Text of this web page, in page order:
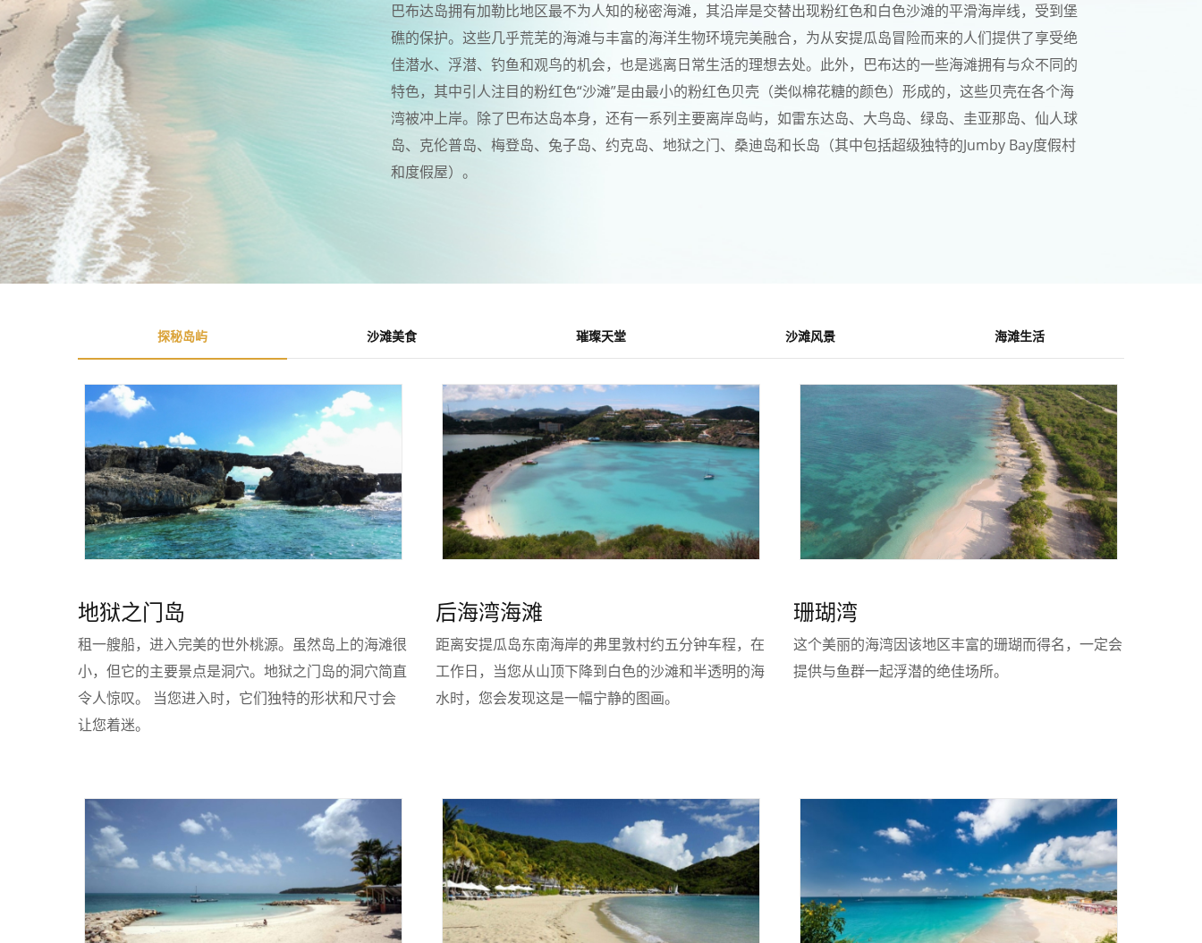
巴布达岛拥有加勒比地区最不为人知的秘密海滩，其沿岸是交替出现粉红色和白色沙滩的平滑海岸线，受到堡
礁的保护。这些几乎荒芜的海滩与丰富的海洋生物环境完美融合，为从安提瓜岛冒险而来的人们提供了享受绝
佳潜水、浮潜、钓鱼和观鸟的机会，也是逃离日常生活的理想去处。此外，巴布达的一些海滩拥有与众不同的
特色，其中引人注目的粉红色“沙滩”是由最小的粉红色贝壳（类似棉花糖的颜色）形成的，这些贝壳在各个海
湾被冲上岸。除了巴布达岛本身，还有一系列主要离岸岛屿，如雷东达岛、大鸟岛、绿岛、圭亚那岛、仙人球
岛、克伦普岛、梅登岛、兔子岛、约克岛、地狱之门、桑迪岛和长岛（其中包括超级独特的Jumby Bay度假村
和度假屋）。
探秘岛屿 沙滩美食 璀璨天堂 沙滩风景 海滩生活
地狱之门岛
租一艘船，进入完美的世外桃源。虽然岛上的海滩很
小，但它的主要景点是洞穴。地狱之门岛的洞穴简直
令人惊叹。 当您进入时，它们独特的形状和尺寸会
让您着迷。
后海湾海滩
距离安提瓜岛东南海岸的弗里敦村约五分钟车程，在
工作日，当您从山顶下降到白色的沙滩和半透明的海
水时，您会发现这是一幅宁静的图画。
珊瑚湾
这个美丽的海湾因该地区丰富的珊瑚而得名，一定会
提供与鱼群一起浮潜的绝佳场所。